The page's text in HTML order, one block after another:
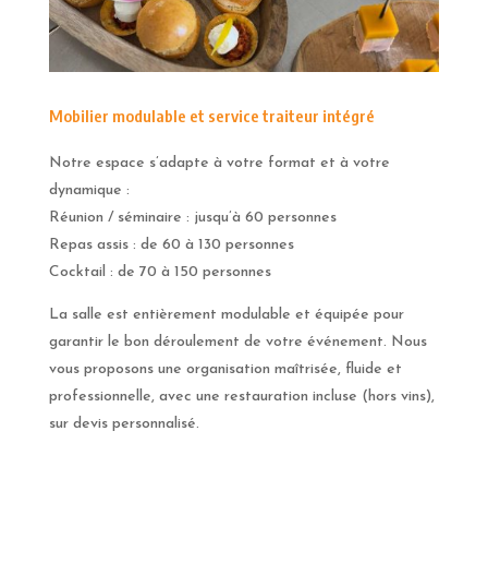
Mobilier modulable et service traiteur intégré
Notre espace s’adapte à votre format et à votre
dynamique :
Réunion / séminaire : jusqu’à 60 personnes
Repas assis : de 60 à 130 personnes
Cocktail : de 70 à 150 personnes
La salle est entièrement modulable et équipée pour
garantir le bon déroulement de votre événement. Nous
vous proposons une organisation maîtrisée, fluide et
professionnelle, avec une restauration incluse (hors vins),
sur devis personnalisé.